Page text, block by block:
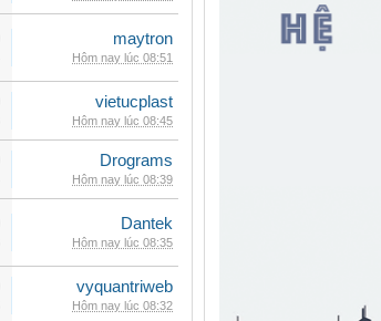
maytron
Hôm nay lúc 08:51
vietucplast
Hôm nay lúc 08:45
Drograms
Hôm nay lúc 08:39
Dantek
Hôm nay lúc 08:35
vyquantriweb
Hôm nay lúc 08:32